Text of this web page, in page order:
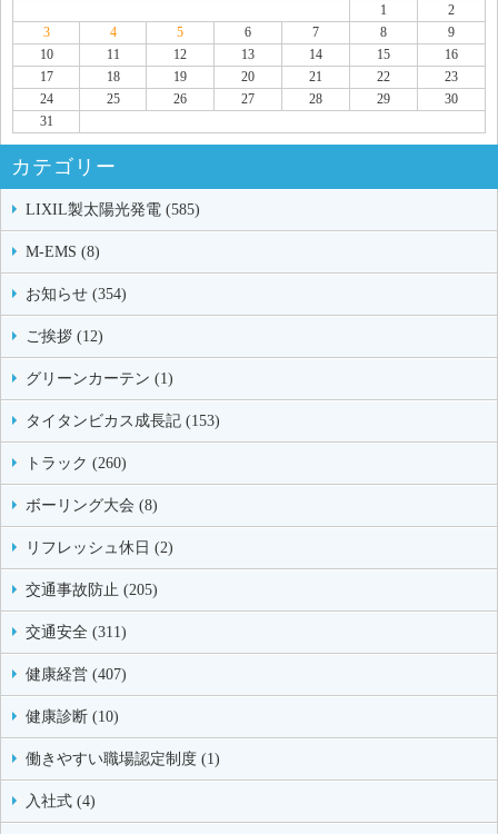
1
2
3
4 5 6 7 8
9
10
11 12 13 14 15
16
17
18 19 20 21 22
23
24
25 26 27 28 29
30
31
カテゴリー
LIXIL製太陽光発電 (585)
M-EMS (8)
お知らせ (354)
ご挨拶 (12)
グリーンカーテン (1)
タイタンビカス成長記 (153)
トラック (260)
ボーリング大会 (8)
リフレッシュ休日 (2)
交通事故防止 (205)
交通安全 (311)
健康経営 (407)
健康診断 (10)
働きやすい職場認定制度 (1)
入社式 (4)